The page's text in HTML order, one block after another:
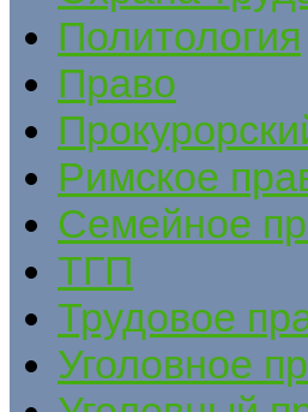
Политология
Право
Римское
Семейное
ТГП
Трудовое
Уголовное